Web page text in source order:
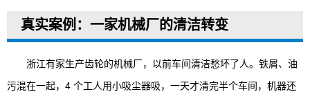
真实案例：一家机械厂的清洁转变
浙江有家生产齿轮的机械厂，以前车间清洁愁坏了人。铁屑、油
污混在一起，4 个工人用小吸尘器吸，一天才清完半个车间，机器还